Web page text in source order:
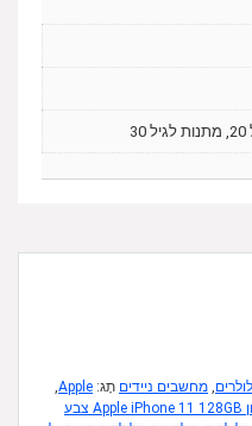
, מחשבים ניידים תָג: Apple
,
אייפון Apple iPhone 11 128GB צבע